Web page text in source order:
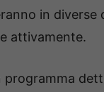
in diverse
attivamente.